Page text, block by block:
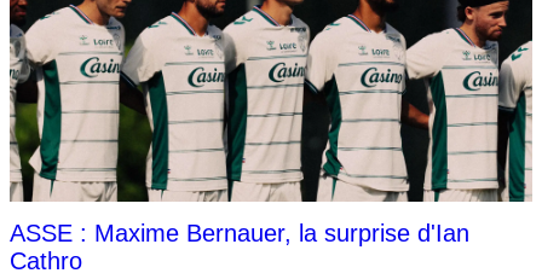
ASSE : Maxime Bernauer, la surprise d'Ian
Cathro